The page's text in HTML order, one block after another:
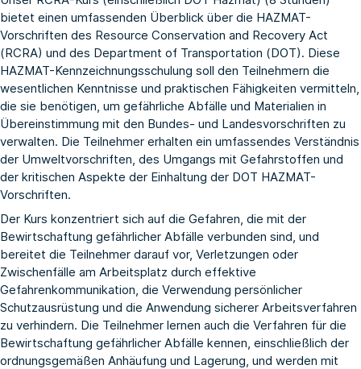
bietet einen umfassenden Überblick über die HAZMAT-
Vorschriften des Resource Conservation and Recovery Act
(RCRA) und des Department of Transportation (DOT). Diese
HAZMAT-Kennzeichnungsschulung soll den Teilnehmern die
wesentlichen Kenntnisse und praktischen Fähigkeiten vermitteln,
die sie benötigen, um gefährliche Abfälle und Materialien in
Übereinstimmung mit den Bundes- und Landesvorschriften zu
verwalten. Die Teilnehmer erhalten ein umfassendes Verständnis
der Umweltvorschriften, des Umgangs mit Gefahrstoffen und
der kritischen Aspekte der Einhaltung der DOT HAZMAT-
Vorschriften.
Der Kurs konzentriert sich auf die Gefahren, die mit der
Bewirtschaftung gefährlicher Abfälle verbunden sind, und
bereitet die Teilnehmer darauf vor, Verletzungen oder
Zwischenfälle am Arbeitsplatz durch effektive
Gefahrenkommunikation, die Verwendung persönlicher
Schutzausrüstung und die Anwendung sicherer Arbeitsverfahren
zu verhindern. Die Teilnehmer lernen auch die Verfahren für die
Bewirtschaftung gefährlicher Abfälle kennen, einschließlich der
ordnungsgemäßen Anhäufung und Lagerung, und werden mit